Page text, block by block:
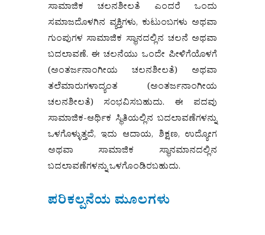
ಸಾಮಾಜಿಕ ಚಲನಶೀಲತೆ ಎಂದರೆ ಒಂದು
ಸಮಾಜದೊಳಗಿನ ವ್ಯಕ್ತಿಗಳು, ಕುಟುಂಬಗಳು ಅಥವಾ
ಗುಂಪುಗಳ ಸಾಮಾಜಿಕ ಸ್ಥಾನದಲ್ಲಿನ ಚಲನೆ ಅಥವಾ
ಬದಲಾವಣೆ. ಈ ಚಲನೆಯು ಒಂದೇ ಪೀಳಿಗೆಯೊಳಗೆ
(ಅಂತರ್ಜನಾಂಗೀಯ ಚಲನಶೀಲತೆ) ಅಥವಾ
ತಲೆಮಾರುಗಳಾದ್ಯಂತ (ಅಂತರ್ಜನಾಂಗೀಯ
ಚಲನಶೀಲತೆ) ಸಂಭವಿಸಬಹುದು. ಈ ಪದವು
ಸಾಮಾಜಿಕ-ಆರ್ಥಿಕ ಸ್ಥಿತಿಯಲ್ಲಿನ ಬದಲಾವಣೆಗಳನ್ನು
ಒಳಗೊಳ್ಳುತ್ತದೆ, ಇದು ಆದಾಯ, ಶಿಕ್ಷಣ, ಉದ್ಯೋಗ
ಅಥವಾ ಸಾಮಾಜಿಕ ಸ್ಥಾನಮಾನದಲ್ಲಿನ
ಬದಲಾವಣೆಗಳನ್ನು ಒಳಗೊಂಡಿರಬಹುದು.
ಪರಿಕಲ್ಪನೆಯ ಮೂಲಗಳು